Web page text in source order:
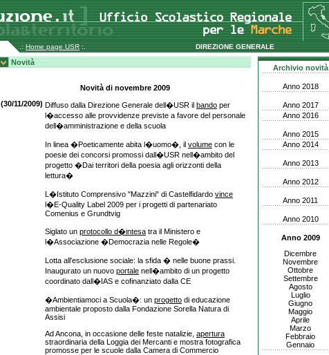
.: Home page USR :. DIREZIONE GENERALE
Novità
Novità di novembre 2009
(30/11/2009) Diffuso dalla Direzione Generale dell�USR il bando per
l�accesso alle provvidenze previste a favore del personale
dell�amministrazione e della scuola
In linea �Poeticamente abita l�uomo�, il volume con le
poesie dei concorsi promossi dall�USR nell�ambito del
progetto �Dai territori della poesia agli orizzonti della
lettura�
L�Istituto Comprensivo "Mazzini" di Castelfidardo vince
l�E-Quality Label 2009 per i progetti di partenariato
Comenius e Grundtvig
Siglato un protocollo d�intesa tra il Ministero e
l�Associazione �Democrazia nelle Regole�
Lotta all'esclusione sociale: la sfida � nelle buone prassi.
Inaugurato un nuovo portale nell�ambito di un progetto
coordinato dall�IAS e cofinanziato dalla CE
�Ambientiamoci a Scuola�: un progetto di educazione
ambientale proposto dalla Fondazione Sorella Natura di
Assisi
Ad Ancona, in occasione delle feste natalizie, apertura
straordinaria della Loggia dei Mercanti e mostra fotografica
promosse per le scuole dalla Camera di Commercio
Archivio novità
Anno 2018
Anno 2017
Anno 2016
Anno 2015
Anno 2014
Anno 2013
Anno 2012
Anno 2011
Anno 2010
Anno 2009
Dicembre
Novembre
Ottobre
Settembre
Agosto
Luglio
Giugno
Maggio
Aprile
Marzo
Febbraio
Gennaio